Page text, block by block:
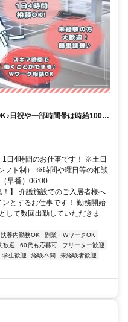
日祝や一部時間帯は時給100円
日4時間のお仕事です！ ※土日
フト制） ※時間や曜日等の相談
早番）06:00...
】 介護施設でのご入居者様へ
とするお仕事です！ 勤務開始
して数回出勤していただきま
扶養内勤務OK
副業・WワークOK
歓迎 60代も応募可
フリーター歓迎
学生歓迎 経験不問
未経験者歓迎